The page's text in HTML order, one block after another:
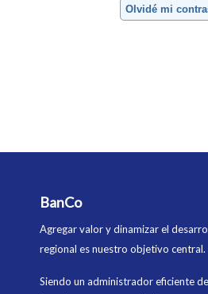
Olvidé mi
BanCo
Agregar valor y dinamizar el
regional es nuestro objetivo central.
Siendo un administrador eficiente